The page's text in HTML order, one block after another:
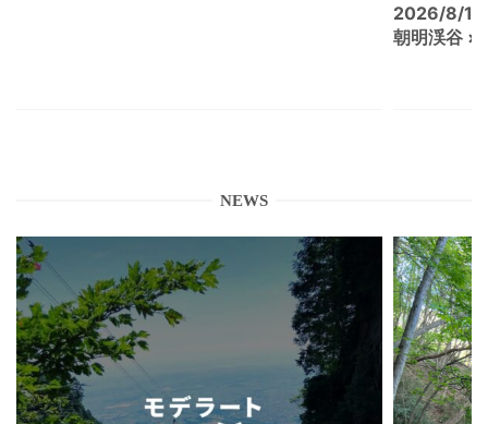
2026/8/
朝明渓谷 ×
NEWS